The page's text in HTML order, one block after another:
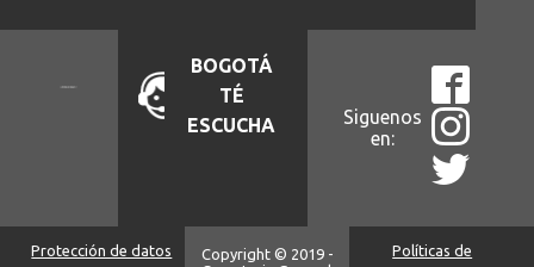
BOGOTÁ
TÉ
ESCUCHA
Siguenos
en:
Protección de datos
Copyright © 2019 -
Políticas de